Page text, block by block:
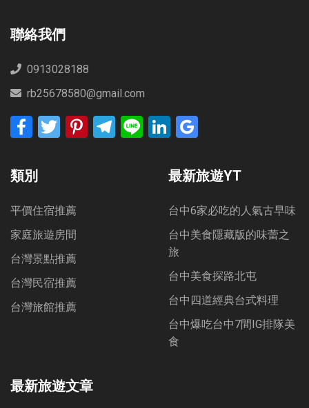
聯絡我們
0913028188
rb25678580@gmail.com
FacebookTwitter PinterestTelegram
Line LinkedIn
類別
平價住宿推薦
家庭旅遊房間
台灣景點推薦
台灣民宿推薦
台灣旅館推薦
最新旅遊文章
最新旅遊YT
台中6家必吃的人氣古早味
台中美食隱藏版的味蕾之
旅
台中美食探路北屯
台中四道經典台式料理
台中爆吃台中7間IG排隊美
食